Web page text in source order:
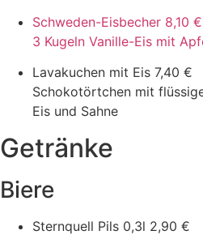
Schweden-Eisbecher 8,10 €
3 Kugeln Vanille-Eis mit
Lavakuchen mit Eis 7,40 €
Schokotörtchen mit
Eis und Sahne
Getränke
Biere
Sternquell Pils 0,3l 2,90 €